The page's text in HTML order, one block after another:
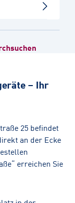
– Ihr
25 befindet
an der Ecke
erreichen Sie